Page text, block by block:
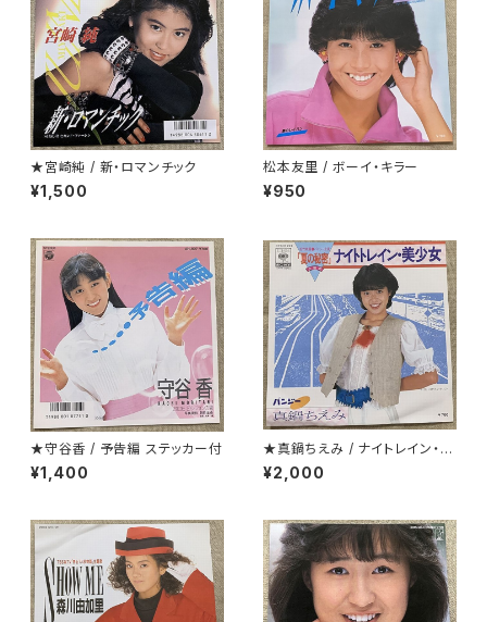
★宮崎純 / 新・ロマンチック
¥1,500
松本友里 / ボーイ・キラー
¥950
★守谷香 / 予告編 ステッカー付
¥1,400
★真鍋ちえみ / ナイトレイン・美
少女 プロモ
¥2,000